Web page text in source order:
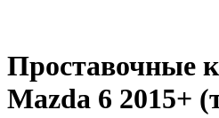
Проставочные
Mazda 6 2015+